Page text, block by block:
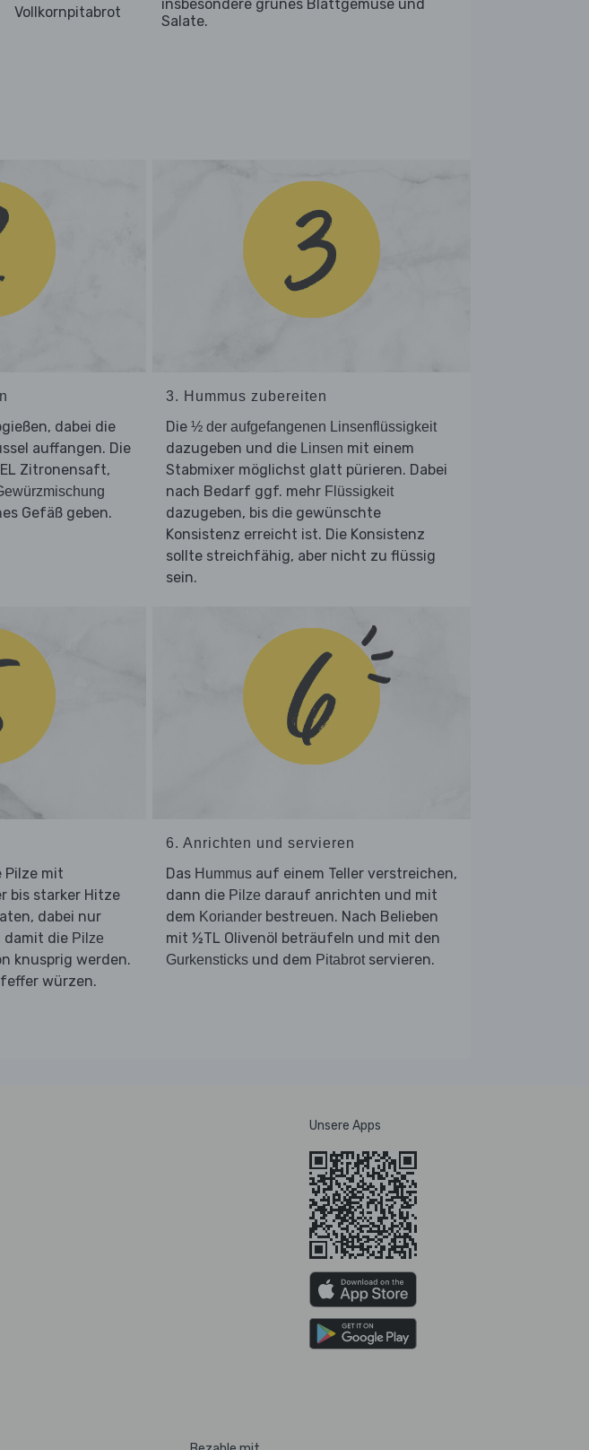
Vollkornpitabrot
insbesondere grünes Blattgemüse und
Salate.
dabei die
auffangen. Die
Zitronensaft,
Gefäß geben.
3. Hummus zubereiten
Die ½ der aufgefangenen Linsenflüssigkeit
dazugeben und die Linsen mit einem
Stabmixer möglichst glatt pürieren. Dabei
nach Bedarf ggf. mehr Flüssigkeit
dazugeben, bis die gewünschte
Konsistenz erreicht ist. Die Konsistenz
sollte streichfähig, aber nicht zu flüssig
sein.
Pilze mit
bis starker Hitze
dabei nur
damit die Pilze
knusprig werden.
würzen.
6. Anrichten und servieren
Das Hummus auf einem Teller verstreichen,
dann die Pilze darauf anrichten und mit
dem Koriander bestreuen. Nach Belieben
mit ½TL Olivenöl beträufeln und mit den
Gurkensticks und dem Pitabrot servieren.
Unsere Apps